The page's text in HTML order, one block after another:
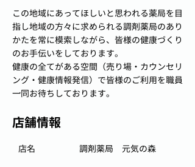
この地域にあってほしいと思われる薬局を目
指し地域の方々に求められる調剤薬局のあり
かたを常に模索しながら、皆様の健康づくり
のお手伝いをしております。
健康の全てがある空間（売り場・カウンセリ
ング・健康情報発信）で皆様のご利用を職員
一同お待ちしております。
店舗情報
調剤薬局 元気の森
店名